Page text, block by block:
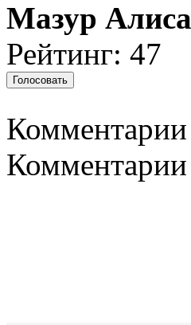
Мазур
Рейтинг: 47
Комментарии